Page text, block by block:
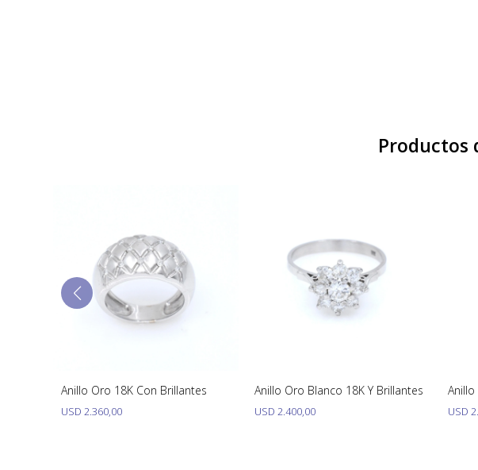
Productos
Anillo Oro 18K Con Brillantes
USD 2.360,00
Anillo Oro Blanco 18K Y Brillantes
USD 2.400,00 USD